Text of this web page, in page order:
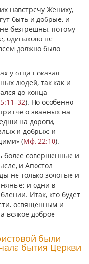
навстречу Жениху,
быть и добрые, и
безгрешны, потому
одинаково не
должно было
у отца показал
людей, так как и
до конца
). Но особенно
о званных на
на дороги,
и добрых; и
(Мф. 22:10).
более совершенные и
и Апостол
не только золотые и
; и одни в
Итак, кто будет
освященным и
всякое доброе
были
бытия Церкви